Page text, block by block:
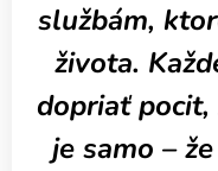
službám,
života.
dopriať pocit,
je samo –